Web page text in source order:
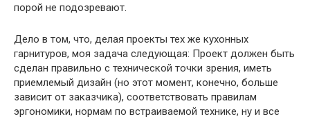
порой не подозревают.
Дело в том, что, делая проекты тех же кухонных
гарнитуров, моя задача следующая: Проект должен быть
сделан правильно с технической точки зрения, иметь
приемлемый дизайн (но этот момент, конечно, больше
зависит от заказчика), соответствовать правилам
эргономики, нормам по встраиваемой технике, ну и все